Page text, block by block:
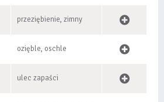
przeziębienie, zimny
ozięble, oschle
ulec zapaści